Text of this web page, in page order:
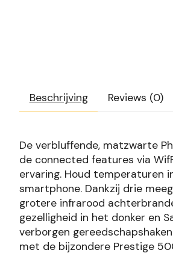
Beschrijving Reviews (0)
De verbluffende, matzwarte
de connected features via
ervaring. Houd temperaturen
smartphone. Dankzij drie
grotere infrarood
gezelligheid in het donker en
verborgen
met de bijzondere Prestige